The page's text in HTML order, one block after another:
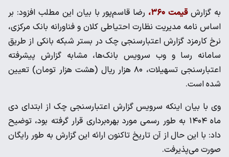
به گزارشقیمت ۳۶۰،
رضا قاسم‌پور با بیان این مطلب افزود: بر
اساس نامه مدیریت نظارت احتیاطی کلان و فناورانه بانک مرکزی،
نرخ کارمزد گزارش اعتبارسنجی چک در بستر شبکه بانکی از طریق
سامانه رسا و وب سرویس بانک‌ها، مشابه گزارش پیشرفته
اعتبارسنجی تسهیلات، ۸۰ هزار ریال (هشت هزار تومان) تعیین
شده است.
وی با بیان اینکه سرویس گزارش اعتبارسنجی چک از ابتدای دی
ماه ۱۴۰۴ به طور رسمی مورد بهره‌برداری قرار گرفته بود، توضیح
داد: با این حال از آن تاریخ تاکنون ارائه این گزارش به طور رایگان
صورت می‌پذیرفت.